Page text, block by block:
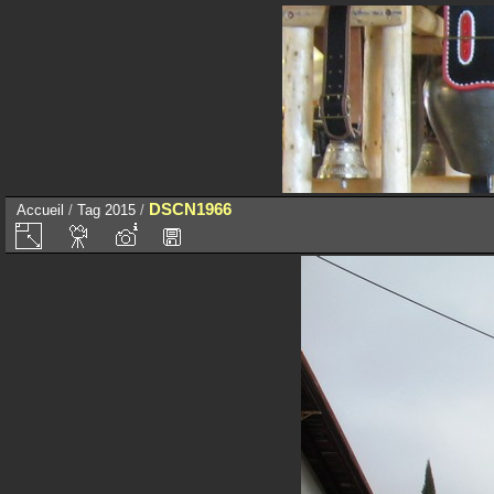
Accueil / Tag 2015 / DSCN1966